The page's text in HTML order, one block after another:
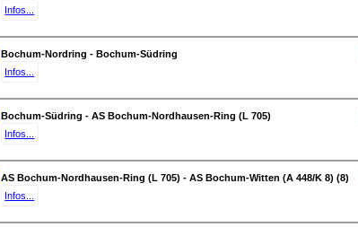
Infos...
Bochum-Nordring - Bochum-Südring
Infos...
Bochum-Südring - AS Bochum-Nordhausen-Ring (L 705)
Infos...
AS Bochum-Nordhausen-Ring (L 705) - AS Bochum-Witten (A 448/K 8) (8)
Infos...